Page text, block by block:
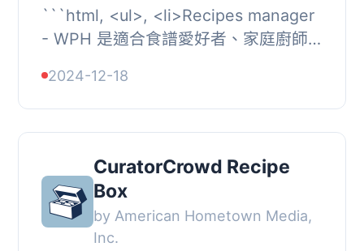
```html, <ul>, <li>Recipes manager
- WPH 是適合食譜愛好者、家庭廚師
直接從其 WordPress 網站管理和分
享...
2024-12-18
CuratorCrowd Recipe
Box
by American Hometown Media,
Inc.